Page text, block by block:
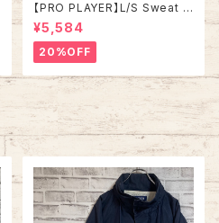
【PRO PLAYER】L/S Sweat L
相当 90s Made in USA “PA
CKERS” NFL チームモノ スウ
ェット トレーナー USA製 チーム
ロゴ 1996 CHAMPS 優勝記念
深緑 アメリカ USA 古着
¥5,584
20%OFF